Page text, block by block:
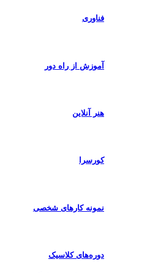
فناوری
آموزش از راه دور
هنر آنلاین
کورسرا
نمونه کارهای شخصی
دوره‌های کلاسیک